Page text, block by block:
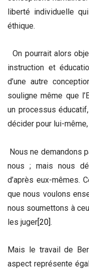
liberté individuelle
éthique.
On pourrait alors
instruction et
d’une autre
souligne même que
un processus
décider pour lui-
Nous ne demandons
nous ; mais nous
d’après eux-mêmes.
que nous voulons
nous soumettons à
les juger[20].
Mais le travail de
aspect représente